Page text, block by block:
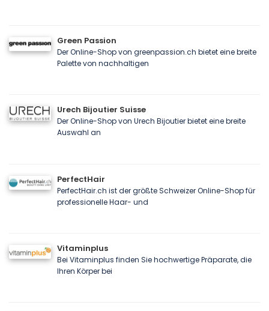
Green Passion
Der Online-Shop von greenpassion.ch bietet eine breite
Palette von nachhaltigen
Urech Bijoutier Suisse
Der Online-Shop von Urech Bijoutier bietet eine breite
Auswahl an
PerfectHair
PerfectHair.ch ist der größte Schweizer Online-Shop für
professionelle Haar- und
Vitaminplus
Bei Vitaminplus finden Sie hochwertige Präparate, die
Ihren Körper bei